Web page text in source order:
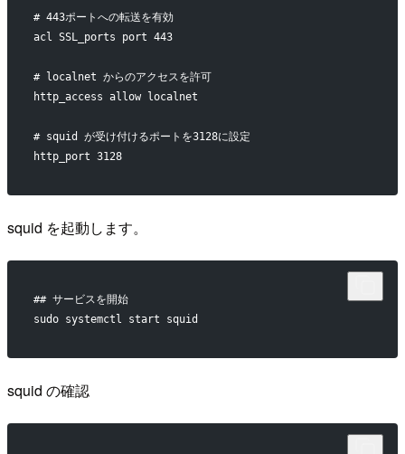
# 443ポートへの転送を有効
acl SSL_ports port 443
# localnet からのアクセスを許可
http_access allow localnet
# squid が受け付けるポートを3128に設定
http_port 3128
squid を起動します。
## サービスを開始
sudo systemctl start squid
squid の確認